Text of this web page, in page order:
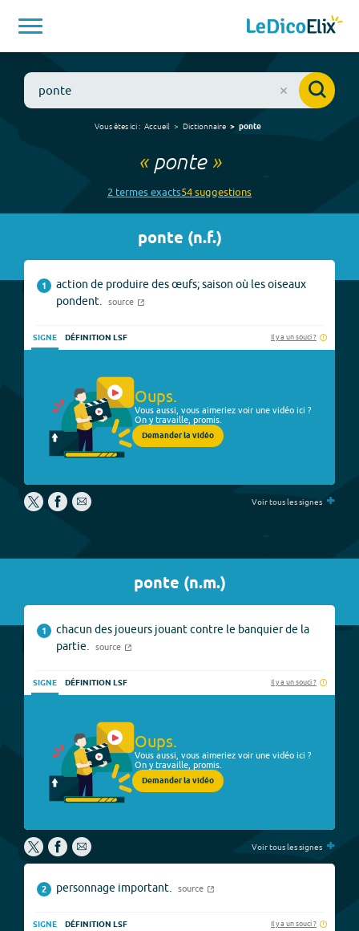
Vous êtes ici : Accueil Dictionnaire ponte
« ponte»
2 termesexacts54suggestions
ponte (n.f.)
1
action de produire des œufs; saison où les oiseaux
pondent.
source
SIGNE DÉFINITION LSF Il y a un souci ?
Oups.
Vous aussi, vous aimeriez voir une vidéo ici ?
On y travaille, promis.
Demander la vidéo
Voir tous les signes +
ponte (n.m.)
1
chacun des joueurs jouant contre le banquier de la
partie.
source
SIGNE DÉFINITION LSF Il y a un souci ?
Oups.
Vous aussi, vous aimeriez voir une vidéo ici ?
On y travaille, promis.
Demander la vidéo
Voir tous les signes +
2 personnage important. source
SIGNE DÉFINITION LSF Il y a un souci ?